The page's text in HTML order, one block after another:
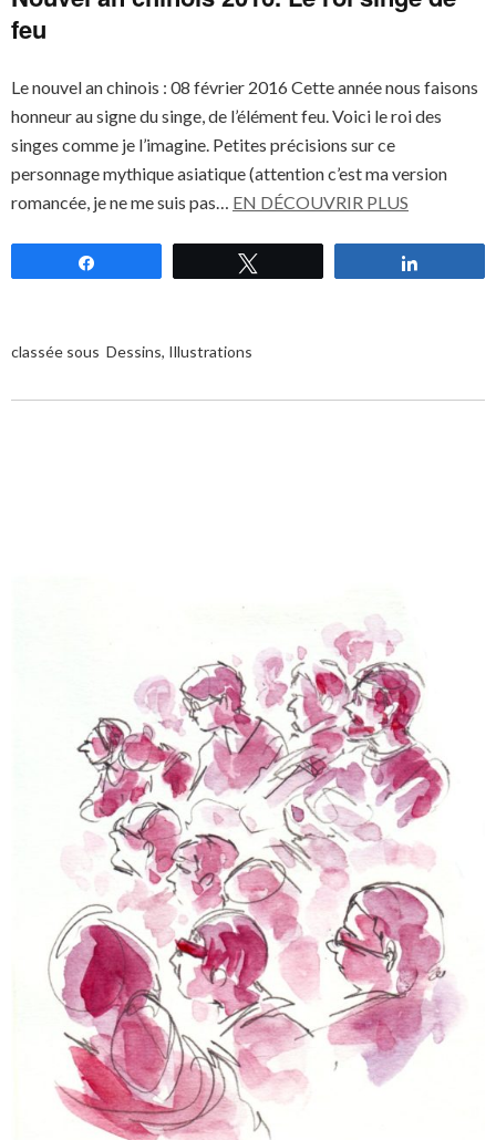
feu
Le nouvel an chinois : 08 février 2016 Cette année nous faisons
honneur au signe du singe, de l’élément feu. Voici le roi des
singes comme je l’imagine. Petites précisions sur ce
personnage mythique asiatique (attention c’est ma version
romancée, je ne me suis pas… EN DÉCOUVRIR PLUS
classée sous Dessins, Illustrations